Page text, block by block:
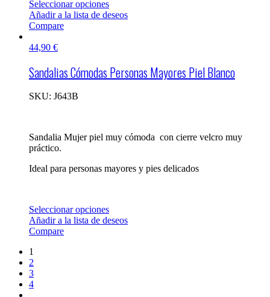
Seleccionar opciones
Añadir a la lista de deseos
Compare
44,90 €
Sandalias Cómodas Personas Mayores Piel Blanco
SKU: J643B
Sandalia Mujer piel muy cómoda con cierre velcro muy
práctico.
Ideal para personas mayores y pies delicados
Seleccionar opciones
Añadir a la lista de deseos
Compare
1
2
3
4